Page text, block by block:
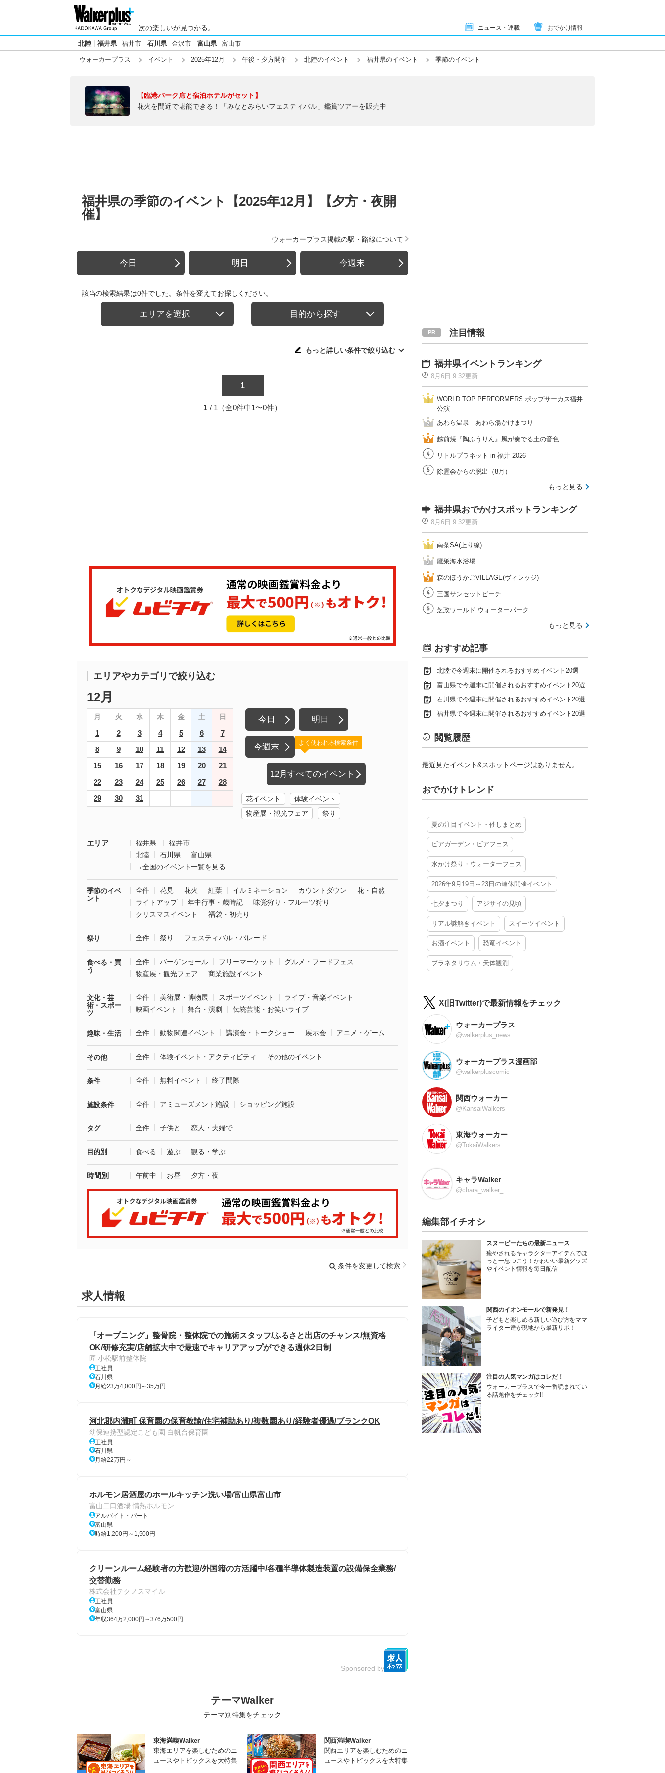
次の楽しいが見つかる。 ニュース・連載 おでかけ情報
北陸 福井県 福井市 石川県 金沢市 富山県 富山市
ウォーカープラス イベント 2025年12月 午後・夕方開催 北陸のイベント 福井県のイベント 季節のイベント
【臨港パーク席と宿泊ホテルがセット】
花火を間近で堪能できる！「みなとみらいフェスティバル」鑑賞ツアーを販売中
福井県の季節のイベント【2025年12月】【夕方・夜開
催】
ウォーカープラス掲載の駅・路線について
今日 明日 今週末
該当の検索結果は0件でした。条件を変えてお探しください。
エリアを選択 目的から探す
もっと詳しい条件で絞り込む
1
1 / 1（全0件中1〜0件）
エリアやカテゴリで絞り込む
12月
月 火 水 木 金 土 日
1 2 3 4 5 6
7
8
9 10 11 12 13
14
15
16 17 18 19 20
21
22
23 24 25 26 27
28
29
30 31
今日 明日
今週末
12月すべてのイベント
よく使われる検索条件
花イベント
体験イベント
物産展・観光フェア
祭り
エリア 福井県
福井市
北陸
石川県
富山県
→全国のイベント一覧を見る
季節のイベ
ント
全件 花見 花火 紅葉 イルミネーション カウントダウン
花・自然
ライトアップ
年中行事・歳時記
味覚狩り・フルーツ狩り
クリスマスイベント
福袋・初売り
祭り 全件 祭り フェスティバル・パレード
食べる・買
う
全件 バーゲンセール フリーマーケット
グルメ・フードフェス
物産展・観光フェア
商業施設イベント
文化・芸
術・スポー
ツ
全件 美術展・博物展 スポーツイベント
ライブ・音楽イベント
映画イベント
舞台・演劇 伝統芸能・お笑いライブ
趣味・生活 全件 動物関連イベント 講演会・トークショー 展示会 アニメ・ゲーム
その他 全件 体験イベント・アクティビティ その他のイベント
条件 全件 無料イベント 終了間際
施設条件 全件 アミューズメント施設 ショッピング施設
タグ 全件 子供と 恋人・夫婦で
目的別 食べる 遊ぶ 観る・学ぶ
時間別 午前中 お昼 夕方・夜
条件を変更して検索
求人情報
「オープニング」整骨院・整体院での施術スタッフ/ふるさと出店のチャンス/無資格
OK/研修充実/店舗拡大中で最速でキャリアアップができる週休2日制
匠 小松駅前整体院
正社員
石川県
月給23万4,000円～35万円
河北郡内灘町 保育園の保育教諭/住宅補助あり/複数園あり/経験者優遇/ブランクOK
幼保連携型認定こども園 白帆台保育園
正社員
石川県
月給22万円～
ホルモン居酒屋のホールキッチン洗い場/富山県富山市
富山二口酒場 情熱ホルモン
アルバイト・パート
富山県
時給1,200円～1,500円
クリーンルーム経験者の方歓迎/外国籍の方活躍中/各種半導体製造装置の設備保全業務/
交替勤務
株式会社テクノスマイル
正社員
富山県
年収364万2,000円～376万500円
Sponsored by
テーマWalker
テーマ別特集をチェック
東海満喫Walker
東海エリアを楽しむためのニ
ュースやトピックスを大特集
関西満喫Walker
関西エリアを楽しむためのニ
ュースやトピックスを大特集
注目情報
福井県イベントランキング
8月6日 9:32更新
WORLD TOP PERFORMERS ポップサーカス福井
公演
あわら温泉 あわら湯かけまつり
越前焼『陶ふうりん』風が奏でる土の音色
リトルプラネット in 福井 2026
除霊会からの脱出（8月）
もっと見る
福井県おでかけスポットランキング
8月6日 9:32更新
南条SA(上り線)
鷹巣海水浴場
森のほうかごVILLAGE(ヴィレッジ)
三国サンセットビーチ
芝政ワールド ウォーターパーク
もっと見る
おすすめ記事
北陸で今週末に開催されるおすすめイベント20選
富山県で今週末に開催されるおすすめイベント20選
石川県で今週末に開催されるおすすめイベント20選
福井県で今週末に開催されるおすすめイベント20選
閲覧履歴
最近見たイベント&スポットページはありません。
おでかけトレンド
夏の注目イベント・催しまとめ
ビアガーデン・ビアフェス
水かけ祭り・ウォーターフェス
2026年9月19日～23日の連休開催イベント
七夕まつり アジサイの見頃
リアル謎解きイベント スイーツイベント
お酒イベント 恐竜イベント
プラネタリウム・天体観測
X(旧Twitter)で最新情報をチェック
ウォーカープラス
@walkerplus_news
ウォーカープラス漫画部
@walkerpluscomic
関西ウォーカー
@KansaiWalkers
東海ウォーカー
@TokaiWalkers
キャラWalker
@chara_walker_
編集部イチオシ
スヌーピーたちの最新ニュース
癒やされるキャラクターアイテムでほ
っと一息つこう！かわいい最新グッズ
やイベント情報を毎日配信
関西のイオンモールで新発見！
子どもと楽しめる新しい遊び方をママ
ライター達が現地から最新リポ！
注目の人気マンガはコレだ！
ウォーカープラスで今一番読まれてい
る話題作をチェック!!